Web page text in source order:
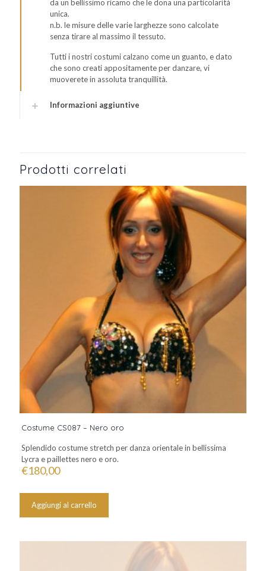
da un bellissimo ricamo che le dona una particolarità
unica.
n.b. le misure delle varie larghezze sono calcolate
senza tirare al massimo il tessuto.
Tutti i nostri costumi calzano come un guanto, e dato
che sono creati appositamente per danzare, vi
muoverete in assoluta tranquillità.
Informazioni aggiuntive
Prodotti correlati
Costume CS087 – Nero oro
Splendido costume stretch per danza orientale in bellissima
Lycra e paillettes nero e oro.
€180,00
Aggiungi al carrello